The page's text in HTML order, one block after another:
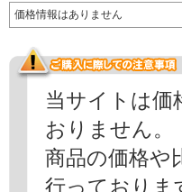
価格情報はありません
当サイトは価
おりません。
商品の価格や
行っておりま